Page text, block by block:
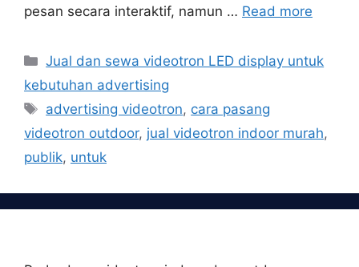
pesan secara interaktif, namun … Read more
Categories
Jual dan sewa videotron LED display untuk
kebutuhan advertising
Tags
advertising videotron, cara pasang
videotron outdoor, jual videotron indoor murah,
publik, untuk